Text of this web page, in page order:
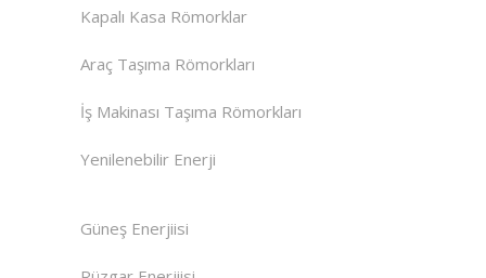
Kapalı Kasa Römorklar
Araç Taşıma Römorkları
İş Makinası Taşıma Römorkları
Yenilenebilir Enerji
Güneş Enerjiisi